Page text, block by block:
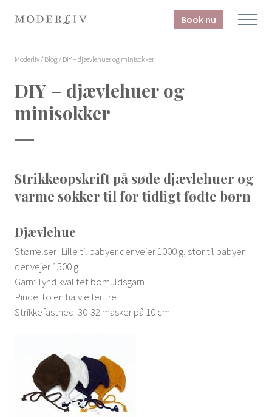
Book nu
Moderliv/ Blog/ DIY – djævlehuer og minisokker
DIY – djævlehuer og
minisokker
Strikkeopskrift på søde djævlehuer og
varme sokker til for tidligt fødte børn
Djævlehue
Størrelser: Lille til babyer der vejer 1000 g, stor til babyer
der vejer 1500 g
Garn: Tynd kvalitet bomuldsgarn
Pinde: to en halv eller tre
Strikkefasthed: 30-32 masker på 10 cm